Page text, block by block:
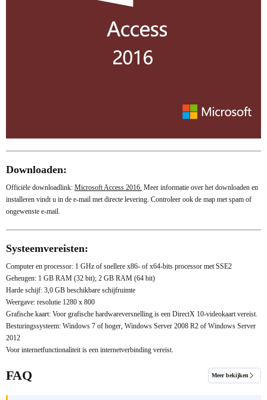
Downloaden:
Officiële downloadlink: Microsoft Access 2016. Meer informatie over het downloaden en
installeren vindt u in de e-mail met directe levering. Controleer ook de map met spam of
ongewenste e-mail.
Systeemvereisten:
Computer en processor: 1 GHz of snellere x86- of x64-bits processor met SSE2
Geheugen: 1 GB RAM (32 bit); 2 GB RAM (64 bit)
Harde schijf: 3,0 GB beschikbare schijfruimte
Weergave: resolutie 1280 x 800
Grafische kaart: Voor grafische hardwareversnelling is een DirectX 10-videokaart vereist.
Besturingssysteem: Windows 7 of hoger, Windows Server 2008 R2 of Windows Server
2012
Voor internetfunctionaliteit is een internetverbinding vereist.
FAQ Meer bekijken